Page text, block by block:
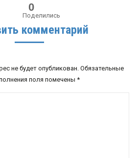
0
Поделились
комментарий
не будет опубликован. Обязательные
поля помечены *